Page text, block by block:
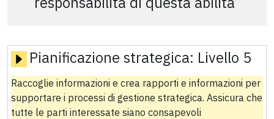
Pianificazione strategica: Livello 5
Raccoglie informazioni e crea rapporti e informazioni per
supportare i processi di gestione strategica. Assicura che
tutte le parti interessate siano consapevoli